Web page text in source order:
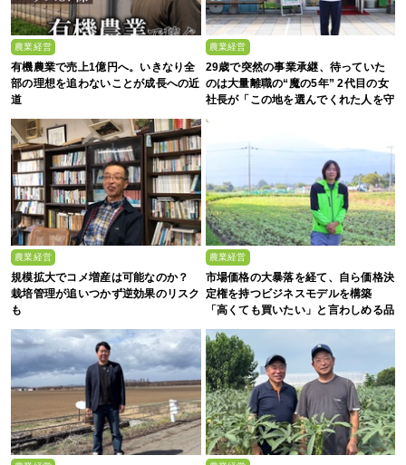
農業経営
有機農業で売上1億円へ。いきなり全
部の理想を追わないことが成長への近
道
農業経営
29歳で突然の事業承継、待っていた
のは大量離職の“魔の5年” 2代目の女
社長が「この地を選んでくれた人を守
る」と誓った日
農業経営
規模拡大でコメ増産は可能なのか？
栽培管理が追いつかず逆効果のリスク
も
農業経営
市場価格の大暴落を経て、自ら価格決
定権を持つビジネスモデルを構築
「高くても買いたい」と言わしめる品